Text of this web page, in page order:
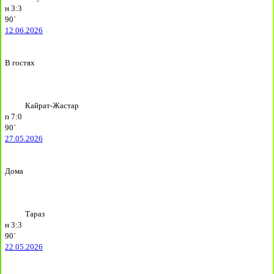
н 3:3
90`
12.06.2026
В гостях
Кайрат-Жастар
п 7:0
90`
27.05.2026
Дома
Тараз
н 3:3
90`
22.05.2026